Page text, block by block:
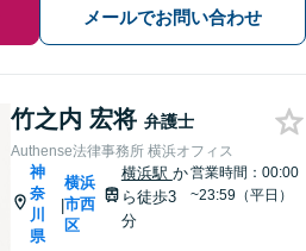
メールでお問い合わせ
竹之内 宏将 弁護士
Authense法律事務所 横浜オフィス
神
奈
川
県
|
横浜
市西
区
横浜駅 か
ら徒歩3
分
営業時間：00:00
~23:59（平日）